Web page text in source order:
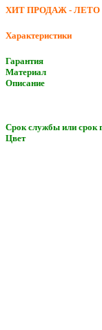
ХИТ ПРОДАЖ - ЛЕТО
Характеристики
Гарантия
Материал
Описание
Срок службы или срок
Цвет